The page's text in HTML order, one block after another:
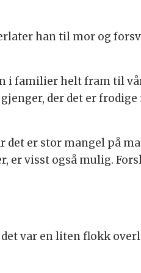
han til mor og
i familier helt fram til
der det er
det er stor mangel på
er visst også mulig.
var en liten flokk